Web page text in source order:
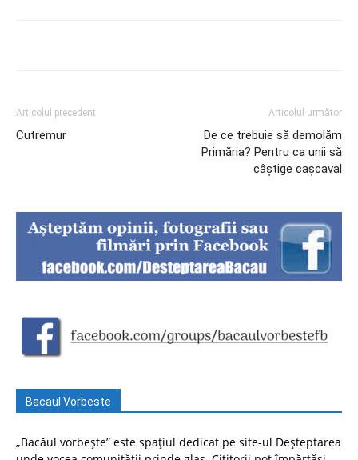
Articolul precedent
Cutremur
Articolul următor
De ce trebuie să demolăm
Primăria? Pentru ca unii să
câștige cașcaval
Bacaul Vorbeste
„Bacăul vorbește” este spațiul dedicat pe site-ul Deșteptarea